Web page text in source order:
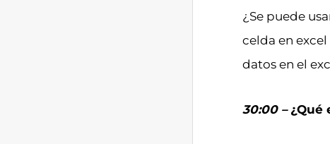
¿Se puede
celda en
datos en el
30:00 – ¿Qué